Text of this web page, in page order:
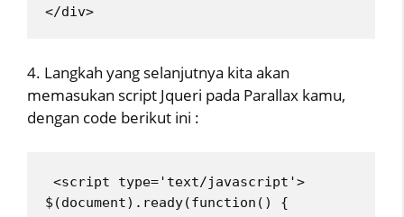
</div>
4. Langkah yang selanjutnya kita akan
memasukan script Jqueri pada Parallax kamu,
dengan code berikut ini :
<script type='text/javascript'>
$(document).ready(function() {